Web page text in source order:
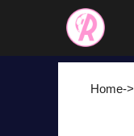
contenuto
Home->